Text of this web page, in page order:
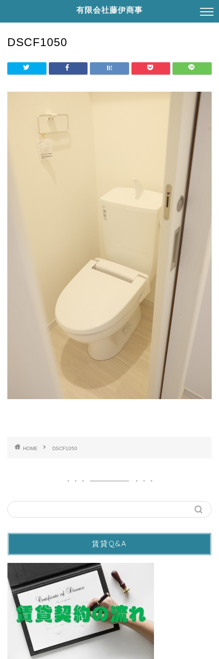
有限会社藤伊商事
DSCF1050
HOME DSCF1050
賃貸Q&A